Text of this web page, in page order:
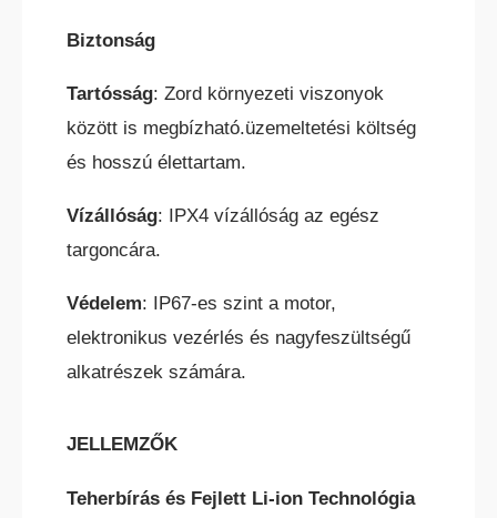
HC ÖNJÁRÓ KAROS/OSZLOPOS
BÉRELHETŐ TARGONCÁK
Biztonság
Tartósság: Zord környezeti viszonyok
között is megbízható.üzemeltetési költség
és hosszú élettartam.
Vízállóság: IPX4 vízállóság az egész
targoncára.
Védelem: IP67-es szint a motor,
elektronikus vezérlés és nagyfeszültségű
alkatrészek számára.
JELLEMZŐK
Teherbírás és Fejlett Li-ion Technológia